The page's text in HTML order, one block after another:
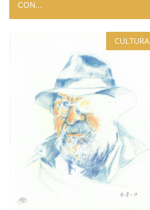
CON...
CULTURA